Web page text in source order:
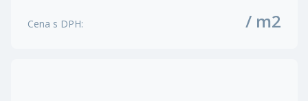
Cena s DPH: / m2